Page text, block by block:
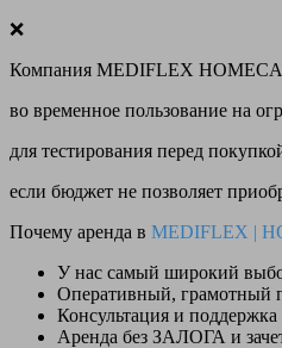
❌
Компания MEDIFLEX
во временное пользование на
для тестирования перед
если бюджет не позволяет
Почему аренда в MEDIFLEX |
У нас самый широкий
Оперативный, грамотный
Консультация и
Аренда без ЗАЛОГА и